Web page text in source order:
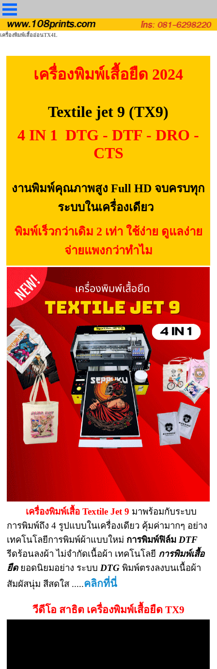
เครื่องพิมพ์เสื้ออ่อนTX4L
เครื่องพิมพ์เสื้อยืด 2024
Textile jet 9 (TX9)
4 IN 1 DTG - DTF - DRO -
CTS
งานพิมพ์คุณภาพสูง Full HD จบครบทุก
ระบบในเครื่องเดียว
พิมพ์เร็วกว่าเดิม 2 เท่า ใช้ง่าย ดูแลง่าย
จ่ายแพงกว่าทำไม
เครื่องพิมพ์เสื้อ Textile Jet 9 มาพร้อมกับระบบ
การพิมพ์ถึง 4 รูปแบบในเครื่องเดียว คุ้มค่ามากๆ อย่าง
เทคโนโลยีการพิมพ์ผ้าแบบใหม่ การพิมพ์ฟิล์ม DTF
รีดร้อนลงผ้า ไม่จำกัดเนื้อผ้า เทคโนโลยี การพิมพ์เสื้อ
ยืด ยอดนิยมอย่าง ระบบ DTG พิมพ์ตรงลงบนเนื้อผ้า
สัมผัสนุ่ม สีสดใส .....คลิกที่นี่
วีดีโอ สาธิต เครื่องพิมพ์เสื้อยืด TX9